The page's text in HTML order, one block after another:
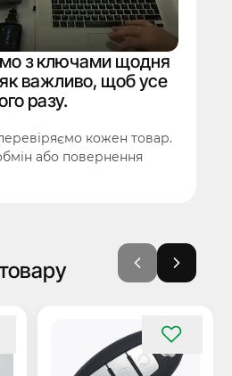
з ключами щодня
важливо, щоб усе
разу.
кожен товар.
або повернення